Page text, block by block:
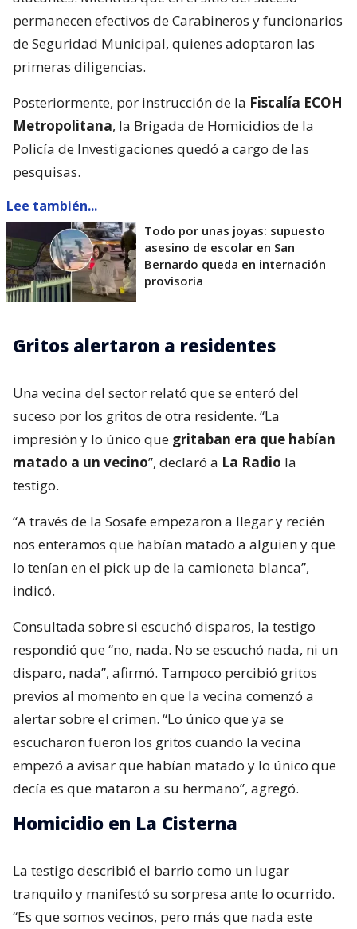
permanecen efectivos de Carabineros y funcionarios
de Seguridad Municipal, quienes adoptaron las
primeras diligencias.
Posteriormente, por instrucción de la Fiscalía ECOH
Metropolitana, la Brigada de Homicidios de la
Policía de Investigaciones quedó a cargo de las
pesquisas.
Lee también...
Todo por unas joyas: supuesto
asesino de escolar en San
Bernardo queda en internación
provisoria
Gritos alertaron a residentes
Una vecina del sector relató que se enteró del
suceso por los gritos de otra residente. “La
impresión y lo único que gritaban era que habían
matado a un vecino”, declaró a La Radio la
testigo.
“A través de la Sosafe empezaron a llegar y recién
nos enteramos que habían matado a alguien y que
lo tenían en el pick up de la camioneta blanca”,
indicó.
Consultada sobre si escuchó disparos, la testigo
respondió que “no, nada. No se escuchó nada, ni un
disparo, nada”, afirmó. Tampoco percibió gritos
previos al momento en que la vecina comenzó a
alertar sobre el crimen. “Lo único que ya se
escucharon fueron los gritos cuando la vecina
empezó a avisar que habían matado y lo único que
decía es que mataron a su hermano”, agregó.
Homicidio en La Cisterna
La testigo describió el barrio como un lugar
tranquilo y manifestó su sorpresa ante lo ocurrido.
“Es que somos vecinos, pero más que nada este